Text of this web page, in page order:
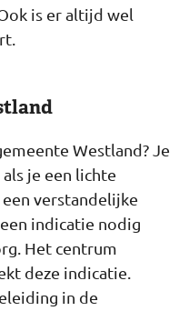
is er altijd wel
Westland? Je
je een lichte
verstandelijke
indicatie nodig
Het centrum
deze indicatie.
in de